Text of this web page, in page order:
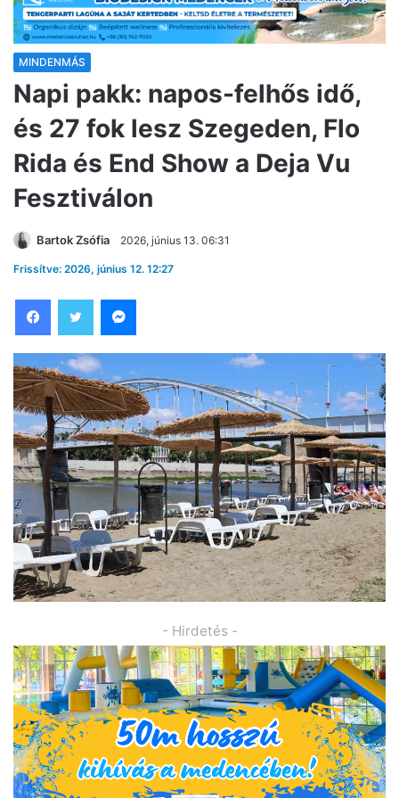
MINDENMÁS
Napi pakk: napos-felhős idő,
és 27 fok lesz Szegeden, Flo
Rida és End Show a Deja Vu
Fesztiválon
Bartok Zsófia 2026, június 13. 06:31
Frissítve: 2026, június 12. 12:27
- Hirdetés -